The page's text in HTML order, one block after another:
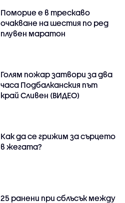
Поморие е в трескаво
очакване на шестия по ред
плувен маратон
Голям пожар затвори за два
часа Подбалканския път
край Сливен (ВИДЕО)
Как да се грижим за сърцето
в жегата?
25 ранени при сблъсък между